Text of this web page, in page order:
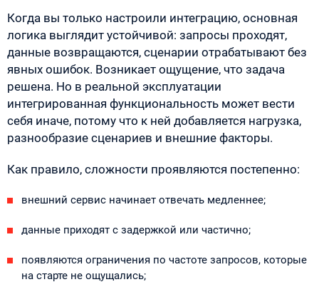
Когда вы только настроили интеграцию, основная
логика выглядит устойчивой: запросы проходят,
данные возвращаются, сценарии отрабатывают без
явных ошибок. Возникает ощущение, что задача
решена. Но в реальной эксплуатации
интегрированная функциональность может вести
себя иначе, потому что к ней добавляется нагрузка,
разнообразие сценариев и внешние факторы.
Как правило, сложности проявляются постепенно:
внешний сервис начинает отвечать медленнее;
данные приходят с задержкой или частично;
появляются ограничения по частоте запросов, которые
на старте не ощущались;